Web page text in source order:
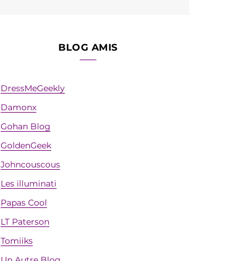
BLOG AMIS
DressMeGeekly
Damonx
Gohan Blog
GoldenGeek
Johncouscous
Les illuminati
Papas Cool
LT Paterson
Tomiiks